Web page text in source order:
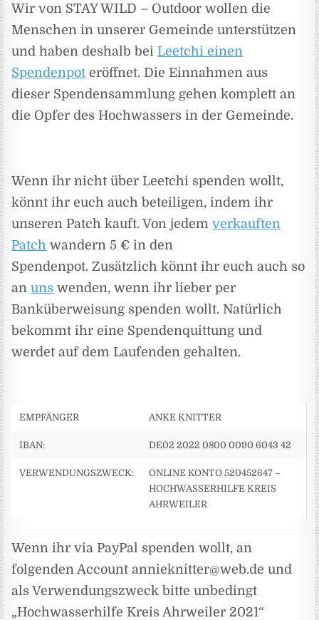
Wir von STAY WILD – Outdoor wollen die
Menschen in unserer Gemeinde unterstützen
und haben deshalb beiLeetchi einen
Spendenpot eröffnet. Die Einnahmen aus
dieser Spendensammlung gehen komplett an
die Opfer des Hochwassers in der Gemeinde.
Wenn ihr nicht über Leetchi spenden wollt,
könnt ihr euch auch beteiligen, indem ihr
unseren Patch kauft. Von jedemverkauften
Patch wandern 5 € in den
Spendenpot. Zusätzlich könnt ihr euch auch so
anuns wenden, wenn ihr lieber per
Banküberweisung spenden wollt. Natürlich
bekommt ihr eine Spendenquittung und
werdet auf dem Laufenden gehalten.
EMPFÄNGER ANKE KNITTER
IBAN: DE02 2022 0800 0090 6043 42
VERWENDUNGSZWECK:
ONLINE KONTO 520452647 –
HOCHWASSERHILFE KREIS
AHRWEILER
Wenn ihr via PayPal spenden wollt, an
folgenden Account annieknitter@web.de und
als Verwendungszweck bitte unbedingt
„Hochwasserhilfe Kreis Ahrweiler 2021“